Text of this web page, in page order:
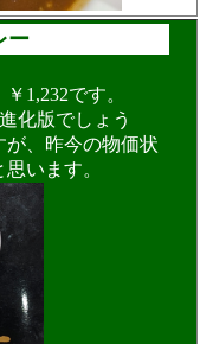
ー
1,232です。
化版でしょう
、昨今の物価状
います。